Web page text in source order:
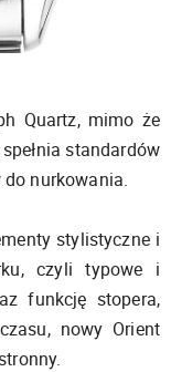
Quartz, mimo że
standardów
nurkowania.
stylistyczne i
czyli typowe i
funkcję stopera,
nowy Orient